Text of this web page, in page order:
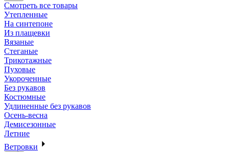
Смотреть все товары
Утепленные
На синтепоне
Из плащевки
Вязаные
Стеганые
Трикотажные
Пуховые
Укороченные
Без рукавов
Костюмные
Удлиненные без рукавов
Осень-весна
Демисезонные
Летние
Ветровки